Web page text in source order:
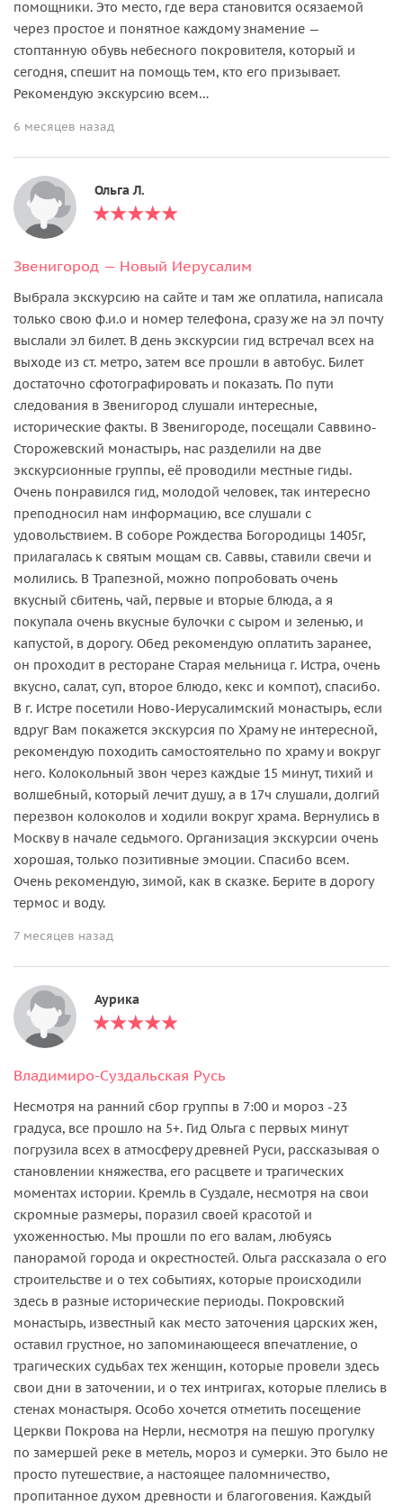
помощники. Это место, где вера становится осязаемой
через простое и понятное каждому знамение —
стоптанную обувь небесного покровителя, который и
сегодня, спешит на помощь тем, кто его призывает.
Рекомендую экскурсию всем…
6 месяцев назад
Ольга Л.
Звенигород — Новый Иерусалим
Выбрала экскурсию на сайте и там же оплатила, написала
только свою ф.и.о и номер телефона, сразу же на эл почту
выслали эл билет. В день экскурсии гид встречал всех на
выходе из ст. метро, затем все прошли в автобус. Билет
достаточно сфотографировать и показать. По пути
следования в Звенигород слушали интересные,
исторические факты. В Звенигороде, посещали Саввино-
Сторожевский монастырь, нас разделили на две
экскурсионные группы, её проводили местные гиды.
Очень понравился гид, молодой человек, так интересно
преподносил нам информацию, все слушали с
удовольствием. В соборе Рождества Богородицы 1405г,
прилагалась к святым мощам св. Саввы, ставили свечи и
молились. В Трапезной, можно попробовать очень
вкусный сбитень, чай, первые и вторые блюда, а я
покупала очень вкусные булочки с сыром и зеленью, и
капустой, в дорогу. Обед рекомендую оплатить заранее,
он проходит в ресторане Старая мельница г. Истра, очень
вкусно, салат, суп, второе блюдо, кекс и компот), спасибо.
В г. Истре посетили Ново-Иерусалимский монастырь, если
вдруг Вам покажется экскурсия по Храму не интересной,
рекомендую походить самостоятельно по храму и вокруг
него. Колокольный звон через каждые 15 минут, тихий и
волшебный, который лечит душу, а в 17ч слушали, долгий
перезвон колоколов и ходили вокруг храма. Вернулись в
Москву в начале седьмого. Организация экскурсии очень
хорошая, только позитивные эмоции. Спасибо всем.
Очень рекомендую, зимой, как в сказке. Берите в дорогу
термос и воду.
7 месяцев назад
Аурика
Владимиро-Суздальская Русь
Несмотря на ранний сбор группы в 7:00 и мороз -23
градуса, все прошло на 5+. Гид Ольга с первых минут
погрузила всех в атмосферу древней Руси, рассказывая о
становлении княжества, его расцвете и трагических
моментах истории. Кремль в Суздале, несмотря на свои
скромные размеры, поразил своей красотой и
ухоженностью. Мы прошли по его валам, любуясь
панорамой города и окрестностей. Ольга рассказала о его
строительстве и о тех событиях, которые происходили
здесь в разные исторические периоды. Покровский
монастырь, известный как место заточения царских жен,
оставил грустное, но запоминающееся впечатление, о
трагических судьбах тех женщин, которые провели здесь
свои дни в заточении, и о тех интригах, которые плелись в
стенах монастыря. Особо хочется отметить посещение
Церкви Покрова на Нерли, несмотря на пешую прогулку
по замершей реке в метель, мороз и сумерки. Это было не
просто путешествие, а настоящее паломничество,
пропитанное духом древности и благоговения. Каждый